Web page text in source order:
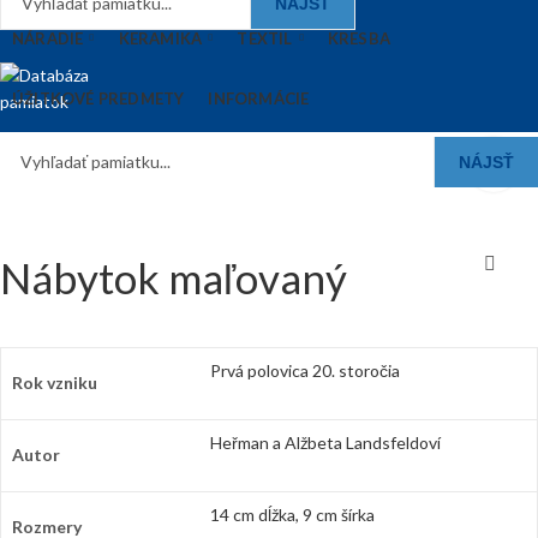
NÁRADIE
KERAMIKA TEXTIL KRESBA
ÚŽITKOVÉ PREDMETY INFORMÁCIE
NÁJSŤ
Nábytok maľovaný
Rok vzniku
Prvá polovica 20. storočia
Autor
Heřman a Alžbeta Landsfeldoví
Rozmery
14 cm dĺžka, 9 cm šírka